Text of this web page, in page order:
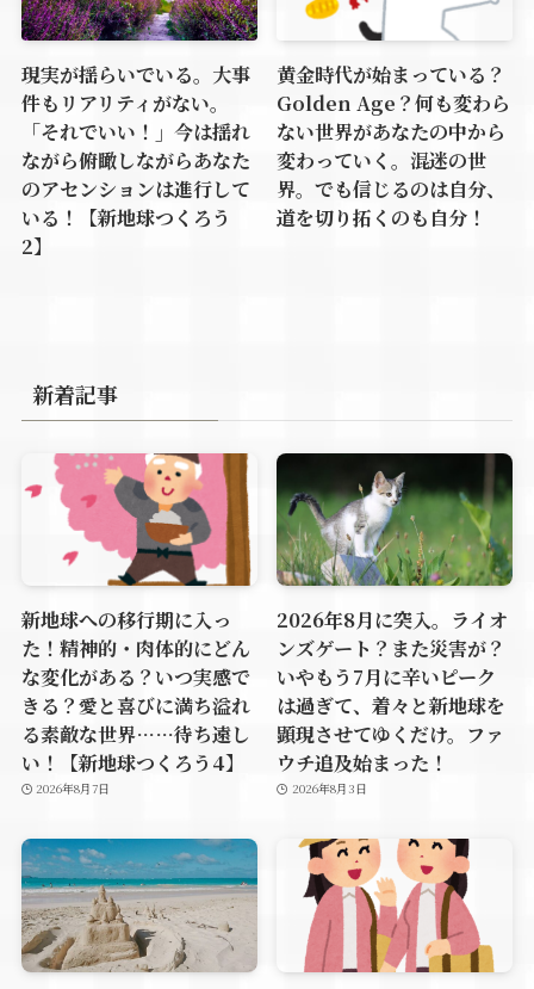
現実が揺らいでいる。大事
件もリアリティがない。
「それでいい！」今は揺れ
ながら俯瞰しながらあなた
のアセンションは進行して
いる！【新地球つくろう
2】
黄金時代が始まっている？
Golden Age？何も変わら
ない世界があなたの中から
変わっていく。混迷の世
界。でも信じるのは自分、
道を切り拓くのも自分！
新着記事
新地球への移行期に入っ
た！精神的・肉体的にどん
な変化がある？いつ実感で
きる？愛と喜びに満ち溢れ
る素敵な世界……待ち遠し
い！【新地球つくろう4】
2026年8月7日
2026年8月に突入。ライオ
ンズゲート？また災害が？
いやもう7月に辛いピーク
は過ぎて、着々と新地球を
顕現させてゆくだけ。ファ
ウチ追及始まった！
2026年8月3日